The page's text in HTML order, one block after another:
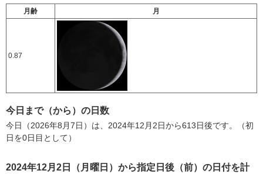
月齢 月
0.87
今日まで（から）の日数
今日（2026年8月7日）は、2024年12月2日から613日後です。（初
日を0日目として）
2024年12月2日（月曜日）から指定日後（前）の日付を計